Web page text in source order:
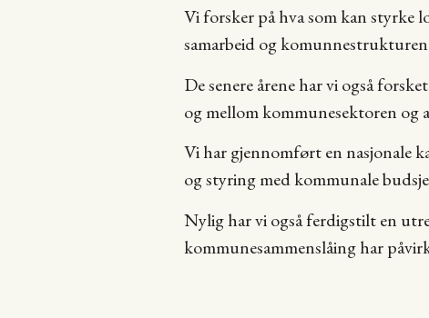
Vi forsker på hva som kan styrke
samarbeid og
De senere årene har vi også
og mellom kommunesektoren og
Vi har gjennomført en nasjonale
og styring med kommunale
Nylig har vi også ferdigstilt en
kommunesammenslåing har